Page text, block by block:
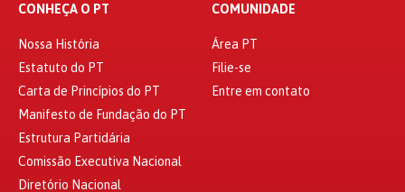
CONHEÇA O PT
Nossa História
Estatuto do PT
Carta de Princípios do PT
Manifesto de Fundação do PT
Estrutura Partidária
Comissão Executiva Nacional
Diretório Nacional
COMUNIDADE
Área PT
Filie-se
Entre em contato